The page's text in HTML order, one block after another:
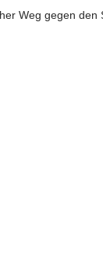
Weg gegen